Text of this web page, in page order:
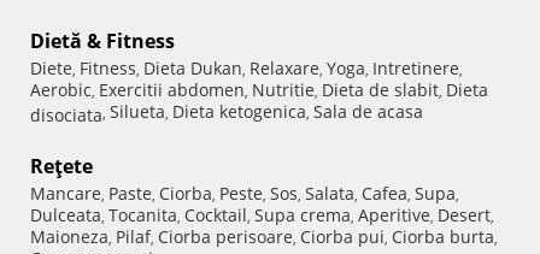
Dietă & Fitness
Diete, Fitness, Dieta Dukan, Relaxare, Yoga, Intretinere,
Aerobic, Exercitii abdomen, Nutritie, Dieta de slabit, Dieta
disociata, Silueta, Dieta ketogenica, Sala de acasa
Reţete
Mancare, Paste, Ciorba, Peste, Sos, Salata, Cafea, Supa,
Dulceata, Tocanita, Cocktail, Supa crema, Aperitive, Desert,
Maioneza, Pilaf, Ciorba perisoare, Ciorba pui, Ciorba burta,